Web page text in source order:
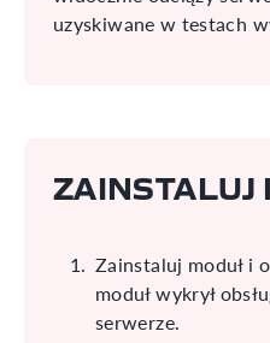
uzyskiwane w testach
ZAINSTALUJ
Zainstaluj moduł i
moduł wykrył
serwerze.